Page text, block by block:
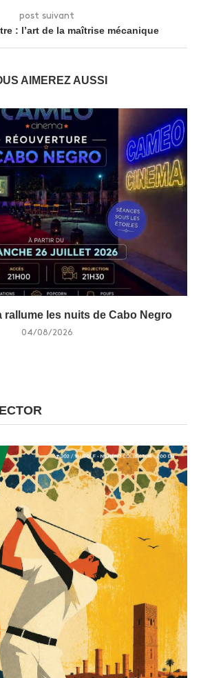
post suivant
: l’art de la maîtrise mécanique
AIMEREZ AUSSI
rallume les nuits de Cabo Negro
04/08/2026